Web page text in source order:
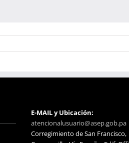
E-MAIL y Ubicación:
atencionalusuario@asep.gob.pa
Corregimiento de San Francisco,